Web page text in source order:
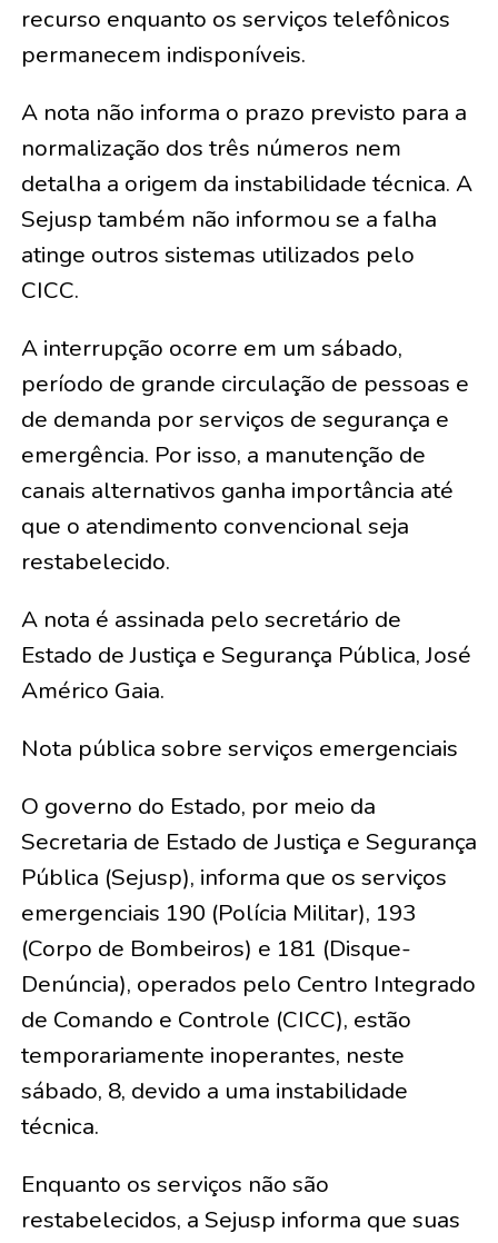
recurso enquanto os serviços telefônicos
permanecem indisponíveis.
A nota não informa o prazo previsto para a
normalização dos três números nem
detalha a origem da instabilidade técnica. A
Sejusp também não informou se a falha
atinge outros sistemas utilizados pelo
CICC.
A interrupção ocorre em um sábado,
período de grande circulação de pessoas e
de demanda por serviços de segurança e
emergência. Por isso, a manutenção de
canais alternativos ganha importância até
que o atendimento convencional seja
restabelecido.
A nota é assinada pelo secretário de
Estado de Justiça e Segurança Pública, José
Américo Gaia.
Nota pública sobre serviços emergenciais
O governo do Estado, por meio da
Secretaria de Estado de Justiça e Segurança
Pública (Sejusp), informa que os serviços
emergenciais 190 (Polícia Militar), 193
(Corpo de Bombeiros) e 181 (Disque-
Denúncia), operados pelo Centro Integrado
de Comando e Controle (CICC), estão
temporariamente inoperantes, neste
sábado, 8, devido a uma instabilidade
técnica.
Enquanto os serviços não são
restabelecidos, a Sejusp informa que suas